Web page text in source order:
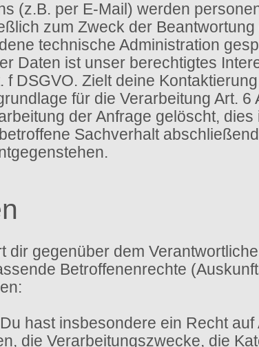
(z.B. per E-Mail) werden
zum Zweck der
technische Administration
Daten ist unser berechtigtes
DSGVO. Zielt deine
für die Verarbeitung Art. 6
der Anfrage gelöscht,
Sachverhalt
dir gegenüber dem
Betroffenenrechte
hast insbesondere ein Recht
die Verarbeitungszwecke, die